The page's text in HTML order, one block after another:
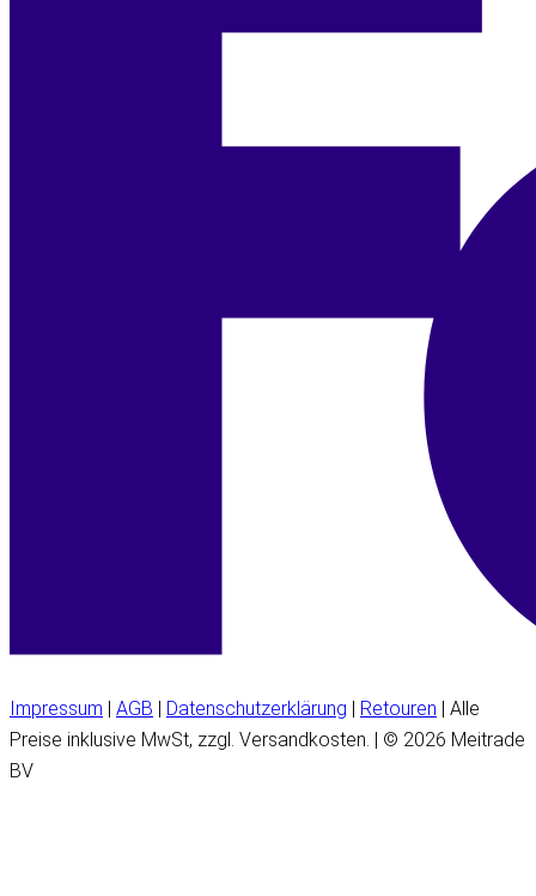
Impressum AGB Datenschutzerklärung Retouren | Alle
Preise inklusive MwSt, zzgl. Versandkosten. | © 2026 Meitrade
BV